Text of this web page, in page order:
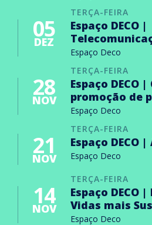
TERÇA-FEIRA
05
DEZ
Espaço DECO |
Espaço Deco
TERÇA-FEIRA
28
NOV
Espaço DECO
promoção de
Espaço Deco
TERÇA-FEIRA
21
NOV
Espaço DECO
Espaço Deco
TERÇA-FEIRA
14
NOV
Espaço DECO
Vidas mais
Espaço Deco